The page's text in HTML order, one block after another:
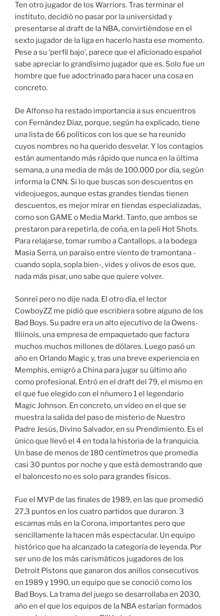
Ten otro jugador de los Warriors. Tras terminar el
instituto, decidió no pasar por la universidad y
presentarse al draft de la NBA, convirtiéndose en el
sexto jugador de la liga en hacerlo hasta ese momento.
Pese a su ‘perfil bajo’, parece que el aficionado español
sabe apreciar lo grandísimo jugador que es. Solo fue un
hombre que fue adoctrinado para hacer una cosa en
concreto.
De Alfonso ha restado importancia a sus encuentros
con Fernández Díaz, porque, según ha explicado, tiene
una lista de 66 políticos con los que se ha reunido
cuyos nombres no ha querido desvelar. Y los contagios
están aumentando más rápido que nunca en la última
semana, a una media de más de 100.000 por día, según
informa la CNN. Si lo que buscas son descuentos en
videojuegos, aunque estas grandes tiendas tienen
descuentos, es mejor mirar en tiendas especializadas,
como son GAME o Media Markt. Tanto, que ambos se
prestaron para repetirla, de coña, en la peli Hot Shots.
Para relajarse, tomar rumbo a Cantallops, a la bodega
Masia Serra, un paraíso entre viento de tramontana -
cuando sopla, sopla bien-, vides y olivos de esos que,
nada más pisar, uno sabe que quiere volver.
Sonreí pero no dije nada. El otro día, el lector
CowboyZZ me pidió que escribiera sobre alguno de los
Bad Boys. Su padre era un alto ejecutivo de la Owens-
Illiinois, una empresa de empaquetado que factura
muchos muchos millones de dólares. Luego pasó un
año en Orlando Magic y, tras una breve experiencia en
Memphis, emigró a China para jugar su último año
como profesional. Entró en el draft del 79, el mismo en
el que fue elegido con el nñumero 1 el legendario
Magic Johnson. En concreto, un vídeo en el que se
muestra la salida del paso de misterio de Nuestro
Padre Jesús, Divino Salvador, en su Prendimiento. Es el
único que llevó el 4 en toda la historia de la franquicia.
Un base de menos de 180 centímetros que promedia
casi 30 puntos por noche y que está demostrando que
el baloncesto no es solo para grandes físicos.
Fue el MVP de las finales de 1989, en las que promedió
27,3 puntos en los cuatro partidos que duraron. 3
escamas más en la Corona, importantes pero que
sencillamente la hacen más espectacular. Un equipo
histórico que ha alcanzado la categoría de leyenda. Por
ser uno de los más carismáticos jugadores de los
Detroit Pistons que ganaron dos anillos consecutivos
en 1989 y 1990, un equipo que se conoció como los
Bad Boys. La trama del juego se desarrollaba en 2030,
año en el que los equipos de la NBA estarían formados